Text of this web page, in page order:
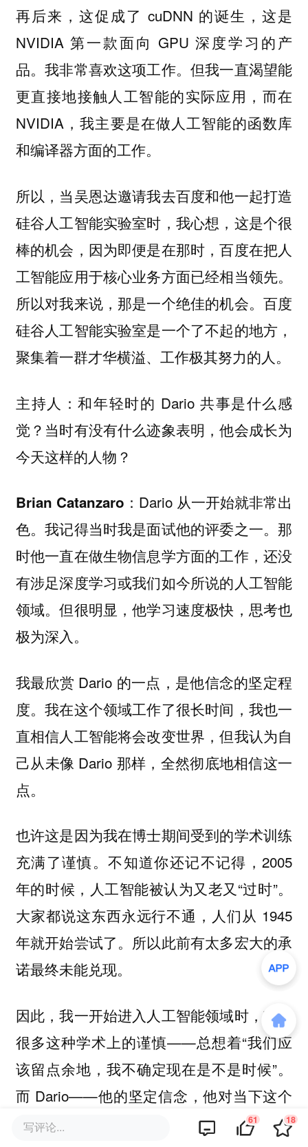
再后来，这促成了 cuDNN 的诞生，这是
NVIDIA 第一款面向 GPU 深度学习的产
品。我非常喜欢这项工作。但我一直渴望能
更直接地接触人工智能的实际应用，而在
NVIDIA，我主要是在做人工智能的函数库
和编译器方面的工作。
所以，当吴恩达邀请我去百度和他一起打造
硅谷人工智能实验室时，我心想，这是个很
棒的机会，因为即便是在那时，百度在把人
工智能应用于核心业务方面已经相当领先。
所以对我来说，那是一个绝佳的机会。百度
硅谷人工智能实验室是一个了不起的地方，
聚集着一群才华横溢、工作极其努力的人。
主持人：和年轻时的 Dario 共事是什么感
觉？当时有没有什么迹象表明，他会成长为
今天这样的人物？
Brian Catanzaro： Dario 从一开始就非常出
色。我记得当时我是面试他的评委之一。那
时他一直在做生物信息学方面的工作，还没
有涉足深度学习或我们如今所说的人工智能
领域。但很明显，他学习速度极快，思考也
极为深入。
我最欣赏 Dario 的一点，是他信念的坚定程
度。我在这个领域工作了很长时间，我也一
直相信人工智能将会改变世界，但我认为自
己从未像 Dario 那样，全然彻底地相信这一
点。
也许这是因为我在博士期间受到的学术训练
充满了谨慎。不知道你还记不记得，2005
年的时候，人工智能被认为又老又“过时”。
大家都说这东西永远行不通，人们从 1945
年就开始尝试了。所以此前有太多宏大的承
诺最终未能兑现。
因此，我一开始进入人工智能领域时，带着
很多这种学术上的谨慎——总想着“我们应
该留点余地，我不确定现在是不是时候”。
而 Dario——他的坚定信念，他对当下这个
时刻的理解，理解这项技术这次真的会成
写评论... 61 18